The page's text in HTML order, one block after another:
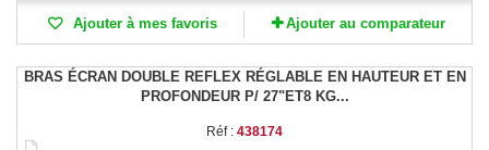
Ajouter à mes favoris Ajouter au comparateur
BRAS ÉCRAN DOUBLE REFLEX RÉGLABLE EN HAUTEUR ET EN
PROFONDEUR P/ 27"ET8 KG...
Réf : 438174